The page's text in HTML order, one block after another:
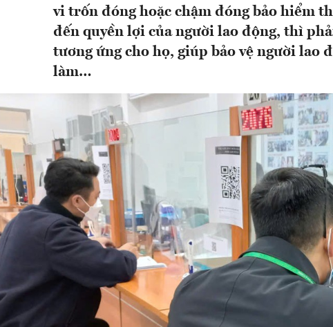
vi trốn đóng hoặc chậm đóng bảo hiểm
đến quyền lợi của người lao động, thì
tương ứng cho họ, giúp bảo vệ người lao
làm…